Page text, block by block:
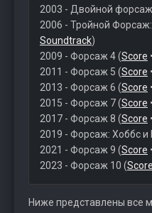
2003 - Двойной
2006 - Тройной
Soundtrack)
2009 - Форсаж 4 (Score •
2011 - Форсаж 5 (Score •
2013 - Форсаж 6 (Score •
2015 - Форсаж 7 (Score •
2017 - Форсаж 8 (Score •
2019 - Форсаж: Хоббс и
2021 - Форсаж 9 (Score
2023 - Форсаж 10 (Score
Ниже представлены все